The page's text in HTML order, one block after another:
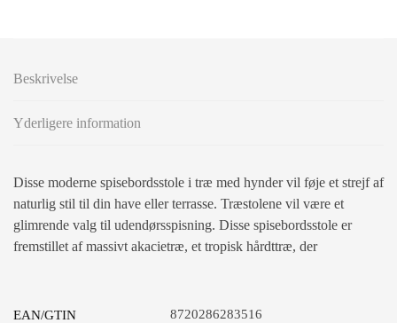
Beskrivelse
Yderligere information
Disse moderne spisebordsstole i træ med hynder vil føje et strejf af
naturlig stil til din have eller terrasse. Træstolene vil være et
glimrende valg til udendørsspisning. Disse spisebordsstole er
fremstillet af massivt akacietræ, et tropisk hårdttræ, der
EAN/GTIN 8720286283516